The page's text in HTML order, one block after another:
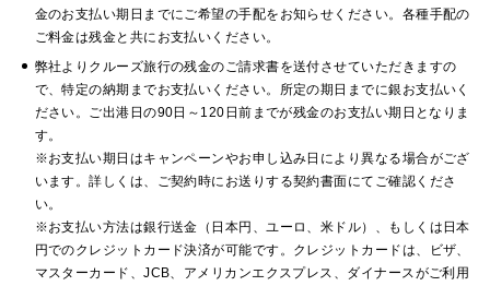
金のお支払い期日までにご希望の手配をお知らせください。各種手配の
ご料金は残金と共にお支払いください。
弊社よりクルーズ旅行の残金のご請求書を送付させていただきますの
で、特定の納期までお支払いください。所定の期日までに銀お支払いく
ださい。ご出港日の90日～120日前までが残金のお支払い期日となりま
す。
※お支払い期日はキャンペーンやお申し込み日により異なる場合がござ
います。詳しくは、ご契約時にお送りする契約書面にてご確認くださ
い。
※お支払い方法は銀行送金（日本円、ユーロ、米ドル）、もしくは日本
円でのクレジットカード決済が可能です。クレジットカードは、ビザ、
マスターカード、JCB、アメリカンエクスプレス、ダイナースがご利用